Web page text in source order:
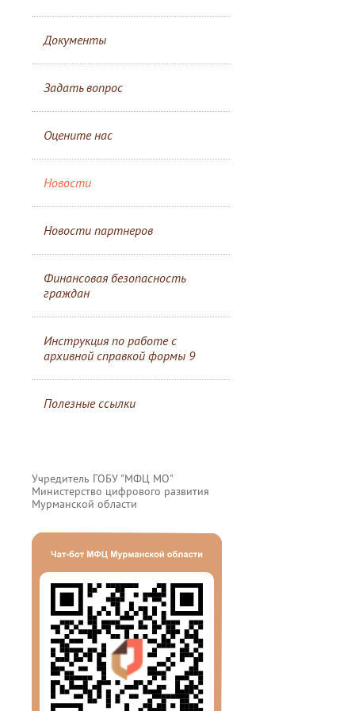
Документы
Задать вопрос
Оцените нас
Новости
Новости партнеров
Финансовая безопасность
граждан
Инструкция по работе с
архивной справкой формы 9
Полезные ссылки
Учредитель ГОБУ "МФЦ МО"
Министерство цифрового развития
Мурманской области